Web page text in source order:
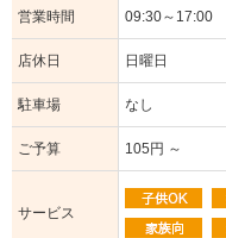
営業時間 09:30～17:00
店休日 日曜日
駐車場 なし
ご予算 105円 ～
サービス